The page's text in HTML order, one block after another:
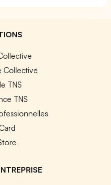
Collective
TNS
TNS